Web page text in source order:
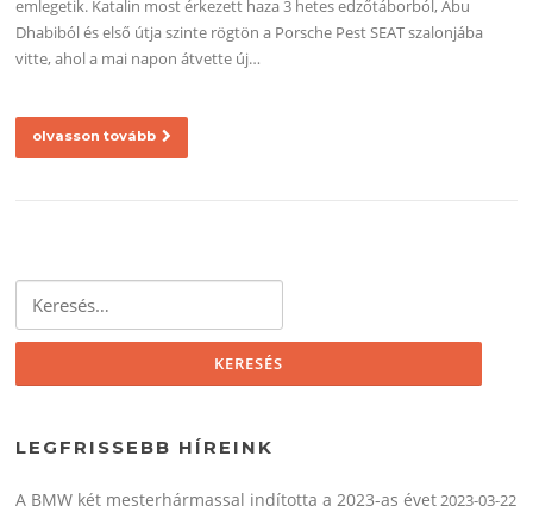
emlegetik. Katalin most érkezett haza 3 hetes edzőtáborból, Abu
Dhabiból és első útja szinte rögtön a Porsche Pest SEAT szalonjába
vitte, ahol a mai napon átvette új…
olvasson tovább
LEGFRISSEBB HÍREINK
A BMW két mesterhármassal indította a 2023-as évet2023-03-22